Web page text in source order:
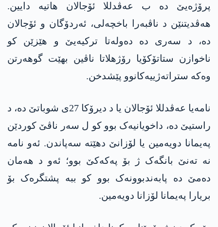
پرۆژەیێ دە ب عەڤدللا ئۆجالان ھاتیە دایین.
ھەڤدیتنێن د ناڤبەرا باخچەلی، ئەردۆگان و ئۆجالان
دە، د سەری دە دەولەتا ترکیەیێ و ھێزێن کو
ناخوازن ستاتۆکۆیا رۆژھلاتا ناڤین بهێت گوھەرتن
وەکە ستراتەژییەکانوو پێشدخن.
نامەیا عەڤدللا ئۆجالان یا د دیرۆکا 27ی شوباتێ دە، د
راستیێ دە، داخویانیەک بوو کو ل سەر ناڤێ کوردێن
پەیمانا دویەمین یا لۆزانێ دھێتە سەپاندن. ئەو نامە
نە تەنێ بانگەک ژ بۆ پەکەکێ بوو؛ ئەو د ھەمان
دەمێ دە پابەندبوونەک بوو کو ببە پشتگرەک بۆ
بریارا پەیمانا لۆزانا دویەمین.